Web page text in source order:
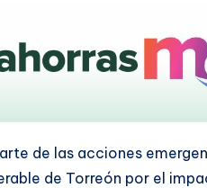
de las acciones
de Torreón por el